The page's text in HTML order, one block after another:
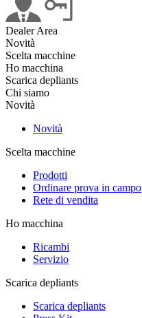
Dealer Area
Novità
Scelta macchine
Ho macchina
Scarica depliants
Chi siamo
Novità
Novità
Scelta macchine
Prodotti
Ordinare prova in campo
Rete di vendita
Ho macchina
Ricambi
Servizio
Scarica depliants
Scarica depliants